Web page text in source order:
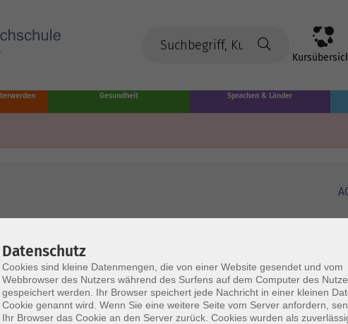
Gesundheit Sprachen & Länder
Volkshochschule Münster
Datenschutz
Cookies sind kleine Datenmengen, die von einer Website gesendet und vom
Webbrowser des Nutzers während des Surfens auf dem Computer des
gespeichert werden. Ihr Browser speichert jede Nachricht in einer kleinen
Cookie genannt wird. Wenn Sie eine weitere Seite vom Server anfordern,
Ihr Browser das Cookie an den Server zurück. Cookies wurden als